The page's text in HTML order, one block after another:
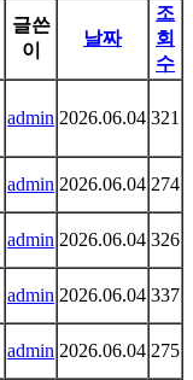
글쓴
이
날짜
조
회
수
admin 2026.06.04 321
admin 2026.06.04 274
admin 2026.06.04 326
admin 2026.06.04 337
admin 2026.06.04 275